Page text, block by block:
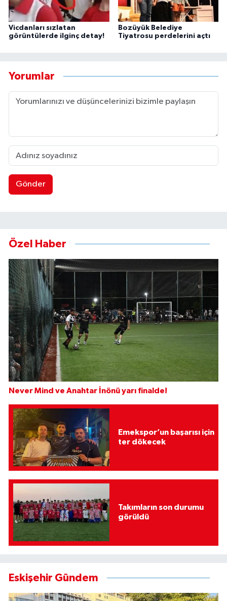
Vicdanları sızlatan
görüntülerde ilginç detay!
Bozüyük Belediye
Tiyatrosu perdelerini açtı
Yorumlar
Gönder
Özel Haber
Never Mind ve Anahtar İnönü yarı finalde!
Emekspor’un başarısı için
ter dökecek
Takımların son durumu
görüldü
Eskişehir Gündem